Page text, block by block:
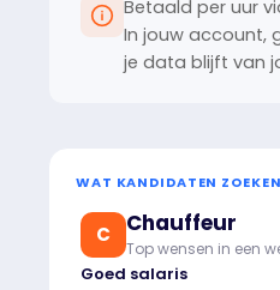
Betaald per uur
In jouw account,
je data blijft van
WAT KANDIDATEN ZOEKEN
Operator
Top wensen in een
Vast contract
C Chauffeur
Top wensen in een
Goed salaris